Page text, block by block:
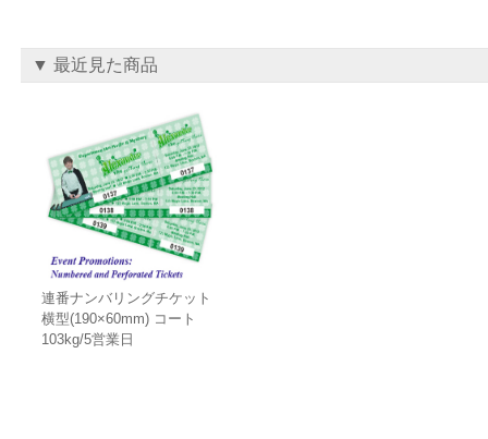
▼ 最近見た商品
連番ナンバリングチケット
横型(190×60mm) コート
103kg/5営業日